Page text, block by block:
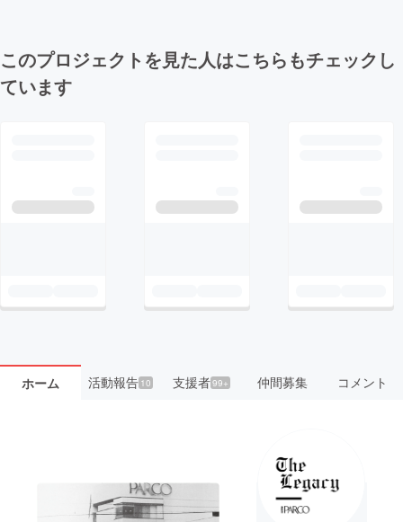
このプロジェクトを見た人はこちらもチェックし
ています
ホーム 活動報告10 支援者99+ 仲間募集 コメント